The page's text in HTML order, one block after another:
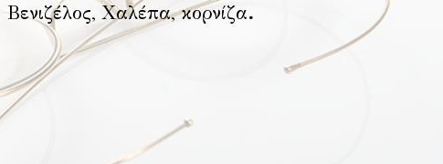
Βενιζέλος, Χαλέπα, κορνίζα.